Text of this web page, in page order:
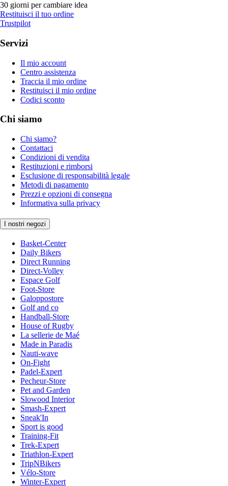
30 giorni per cambiare idea
Restituisci il tuo ordine
Trustpilot
Servizi
Il mio account
Centro assistenza
Traccia il mio ordine
Restituisci il mio ordine
Codici sconto
Chi siamo
Chi siamo?
Contattaci
Condizioni di vendita
Restituzioni e rimborsi
Esclusione di responsabilità legale
Metodi di pagamento
Prezzi e opzioni di consegna
Informativa sulla privacy
I nostri negozi
Basket-Center
Daily Bikers
Direct Running
Direct-Volley
Espace Golf
Foot-Store
Galoppostore
Golf and co
Handball-Store
House of Rugby
La sellerie de Maé
Made in Paradis
Nauti-wave
On-Fight
Padel-Expert
Pecheur-Store
Pet and Garden
Slowood Interior
Smash-Expert
Sneak'In
Sport is good
Training-Fit
Trek-Expert
Triathlon-Expert
TripNBikers
Vélo-Store
Winter-Expert